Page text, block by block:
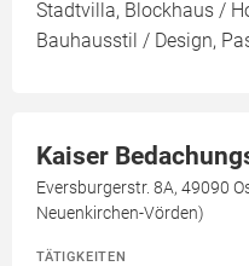
Stadtvilla, Blockhaus /
Bauhausstil / Design,
Kaiser
Eversburgerstr. 8A, 49090
Neuenkirchen-Vörden)
TÄTIGKEITEN